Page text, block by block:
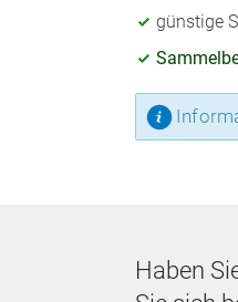
günstige
Haben